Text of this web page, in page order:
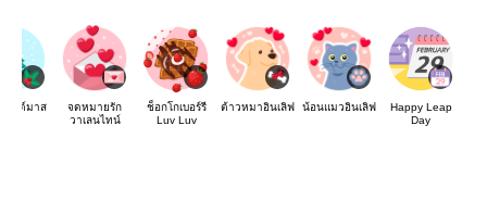
ริสต์มาส
จดหมายรัก
วาเลนไทน์
ช็อกโกเบอร์รี
Luv Luv
ต้าวหมาอินเลิฟ น้อนแมวอินเลิฟ
Happy Leap
Day